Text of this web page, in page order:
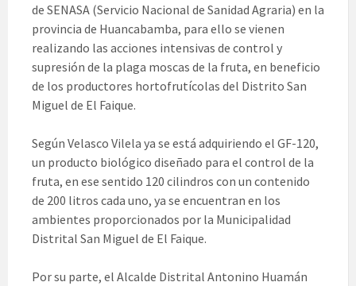
de SENASA (Servicio Nacional de Sanidad Agraria) en la
provincia de Huancabamba, para ello se vienen
realizando las acciones intensivas de control y
supresión de la plaga moscas de la fruta, en beneficio
de los productores hortofrutícolas del Distrito San
Miguel de El Faique.
Según Velasco Vilela ya se está adquiriendo el GF-120,
un producto biológico diseñado para el control de la
fruta, en ese sentido 120 cilindros con un contenido
de 200 litros cada uno, ya se encuentran en los
ambientes proporcionados por la Municipalidad
Distrital San Miguel de El Faique.
Por su parte, el Alcalde Distrital Antonino Huamán